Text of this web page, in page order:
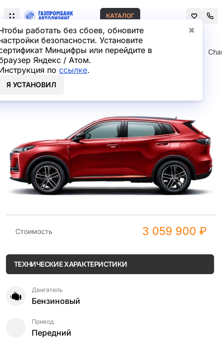
работать без сбоев, обновите
безопасности. Установите
Минцифры или перейдите в
Яндекс / Атом.
по ссылке.
Я УСТАНОВИЛ
✖
КАТАЛОГ
Главная Лизинг легковых автомобилей
Changan UNI-S в лизинг
Стоимость 3 059 900 ₽
ТЕХНИЧЕСКИЕ ХАРАКТЕРИСТИКИ
Двигатель
Бензиновый
Привод
Передний